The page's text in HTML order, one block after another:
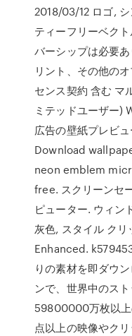
2018/03/12 ロゴ,
ティーフリーベク
バーシップは必要
リント、その他の
センス契約 含む マ
ミテッドユーザー)
広告の壁紙プレビ
Download
neon emblem
free. スクリーンセ
ピューター. ウィン
灰色, スタイル ク
Enhanced.
りの素材を即ダウ
ンで、世界中のス
59800000万枚以
点以上の映像やクリ